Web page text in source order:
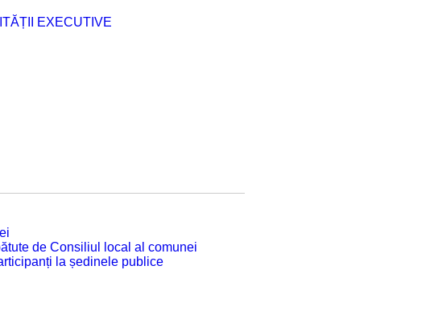
EXECUTIVE
de Consiliul local al comunei
la ședinele publice